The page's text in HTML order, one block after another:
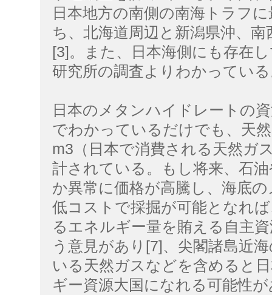
日本地方の南側の南海トラフ
ち、北海道周辺と新潟県沖、
[3]。また、日本海側にも存在
研究所の調査よりわかってい
日本のメタンハイドレートの
でわかっているだけでも、天
m3（日本で消費される天然ガ
計されている。もし将来、石
か異常に価格が高騰し、海底
低コストで採掘が可能となれ
るエネルギー量を賄える自主
う意見があり[7]、尖閣諸島近
いる天然ガスなどを含めると
ギー資源大国になれる可能性